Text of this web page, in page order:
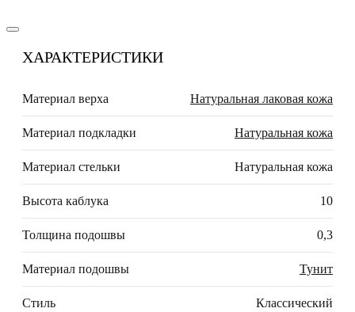
ХАРАКТЕРИСТИКИ
Материал верха Натуральная лаковая кожа
Материал подкладки Натуральная кожа
Материал стельки Натуральная кожа
Высота каблука 10
Толщина подошвы 0,3
Материал подошвы Тунит
Стиль Классический